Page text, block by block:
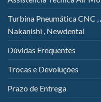
Turbina Pneumática CNC
Nakanishi , Newdental
Dúvidas Frequentes
Trocas e Devoluções
Prazo de Entrega